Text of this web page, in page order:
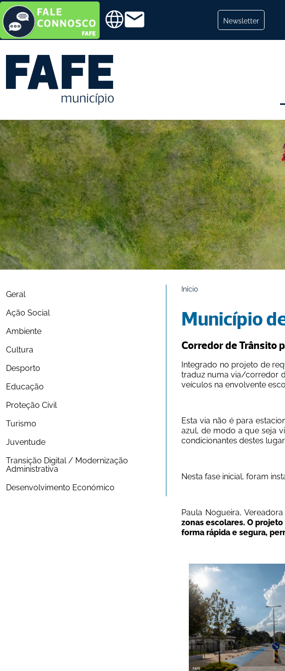
Newsletter
Geral
Ação Social
Ambiente
Cultura
Desporto
Educação
Proteção Civil
Turismo
Juventude
Transição Digital / Modernização
Administrativa
Desenvolvimento Económico
Início
Município
Corredor de Trânsito
Integrado no projeto de
traduz numa via/corredor
veículos na envolvente
Esta via não é para
azul, de modo a que seja
condicionantes destes
Nesta fase inicial, foram
Paula Nogueira,
zonas escolares. O
forma rápida e segura,